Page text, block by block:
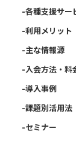
す。
〒105-0011
（株）日本能
TEL:03-3434-
-各種支援サー
-利用メリット
-主な情報源
-入会方法・料
-導入事例
-課題別活用法
-セミナー